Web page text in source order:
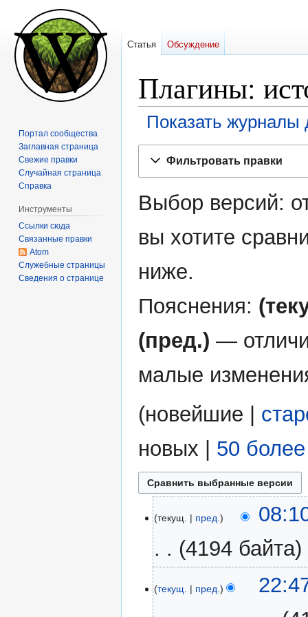
Плагины:
Показать журналы
Фильтровать правки
Выбор версий:
вы хотите
ниже.
Пояснения:
(пред.) —
малые
(новейшие |
новых | 50
декабря
2020
текущ. пред.
4194 байта
августа
2019
текущ. пред.
Статья Обсуждение
Портал сообщества
Заглавная страница
Свежие правки
Случайная страница
Справка
Инструменты
Ссылки сюда
Связанные правки
Atom
Служебные страницы
Сведения о странице